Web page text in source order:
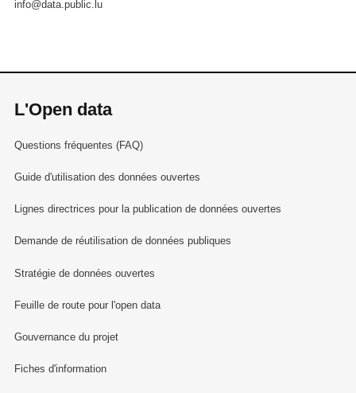
info@data.public.lu
L'Open data
Questions fréquentes (FAQ)
Guide d'utilisation des données ouvertes
Lignes directrices pour la publication de données ouvertes
Demande de réutilisation de données publiques
Stratégie de données ouvertes
Feuille de route pour l'open data
Gouvernance du projet
Fiches d'information